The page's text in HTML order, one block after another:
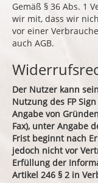
Gemäß § 36 Abs. 1
wir mit, dass wir
vor einer
auch AGB.
Der Nutzer kann
Nutzung des FP
Angabe von
Fax), unter Angabe
Frist beginnt nach
jedoch nicht vor
Erfüllung der
Artikel 246 § 2 in